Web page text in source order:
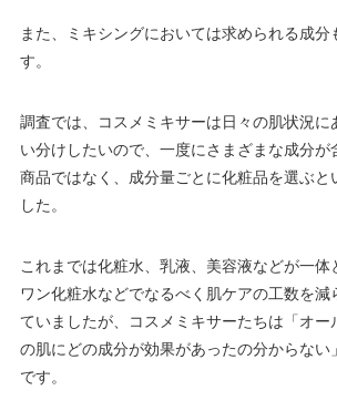
また、ミキシングにおいては求められる成分
す。
調査では、コスメミキサーは日々の肌状況に
い分けしたいので、一度にさまざまな成分が
商品ではなく、成分量ごとに化粧品を選ぶと
した。
これまでは化粧水、乳液、美容液などが一体
ワン化粧水などでなるべく肌ケアの工数を減
ていましたが、コスメミキサーたちは「オー
の肌にどの成分が効果があったの分からない
です。